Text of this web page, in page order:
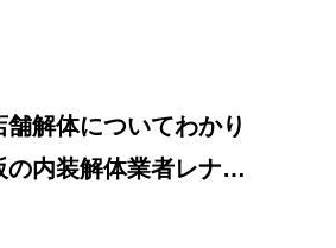
解体についてわかり
内装解体業者レナセ